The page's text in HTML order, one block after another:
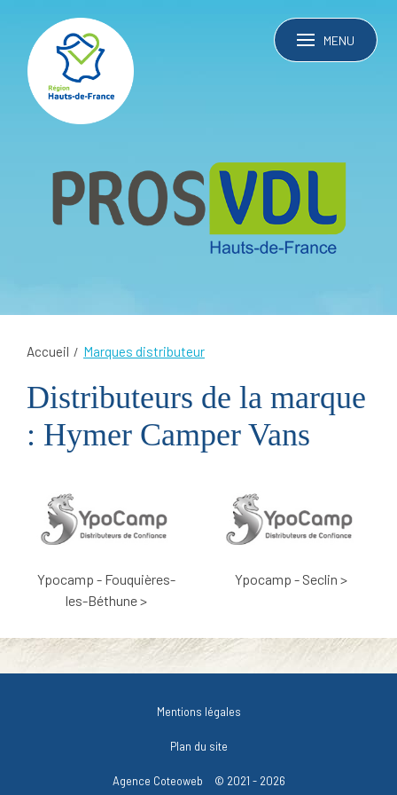
MENU
Accueil Marques distributeur
Distributeurs de la marque
: Hymer Camper Vans
Ypocamp - Fouquières-
les-Béthune >
Ypocamp - Seclin >
Mentions légales
Plan du site
Agence Coteoweb © 2021 - 2026